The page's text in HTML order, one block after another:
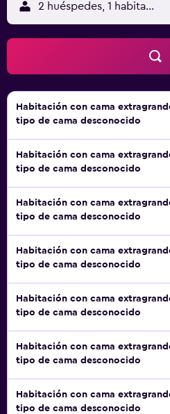
escritorio y teléfono; se
(pueden existir restricciones).
incluyen botella de agua
ofrece servicio de limpieza
ocio y esparcimiento en este
abierto las 24 horas.
2 huéspedes, 1 habitación
Habitación con cama
tipo de cama desconocido
Habitación con cama
tipo de cama desconocido
Habitación con cama
tipo de cama desconocido
Habitación con cama
tipo de cama desconocido
Habitación con cama
tipo de cama desconocido
Habitación con cama
tipo de cama desconocido
Habitación con cama
tipo de cama desconocido